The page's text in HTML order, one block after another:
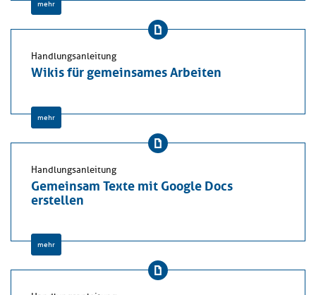
mehr
Handlungsanleitung
Wikis für gemeinsames Arbeiten
mehr
Handlungsanleitung
Gemeinsam Texte mit Google Docs
erstellen
mehr